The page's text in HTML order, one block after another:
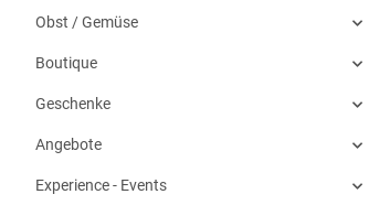
Obst / Gemüse
Boutique
Geschenke
Angebote
Experience - Events